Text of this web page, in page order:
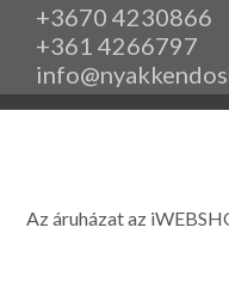
+3670 4230866
+361 4266797
Az áruházat az